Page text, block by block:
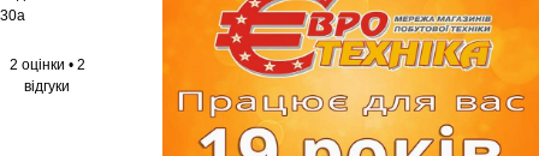
30a
2 оцінки • 2
відгуки